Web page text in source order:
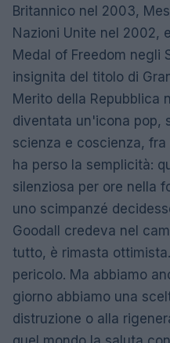
Britannico nel 2003,
Nazioni Unite nel 2002,
Medal of Freedom negli
insignita del titolo di
Merito della Repubblica
diventata un'icona pop,
scienza e coscienza,
ha perso la semplicità:
silenziosa per ore nella
uno scimpanzé
Goodall credeva nel
tutto, è rimasta
pericolo. Ma abbiamo
giorno abbiamo una
distruzione o alla